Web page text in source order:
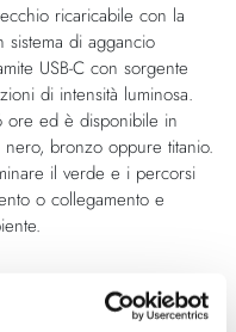
ricaricabile con la
sistema di aggancio
USB-C con sorgente
di intensità luminosa.
ore ed è disponibile in
bronzo oppure titanio.
il verde e i percorsi
o collegamento e